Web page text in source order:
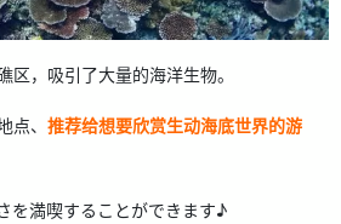
，吸引了大量的海洋生物。
、 推荐给想要欣赏生动海底世界的游
を満喫することができます♪